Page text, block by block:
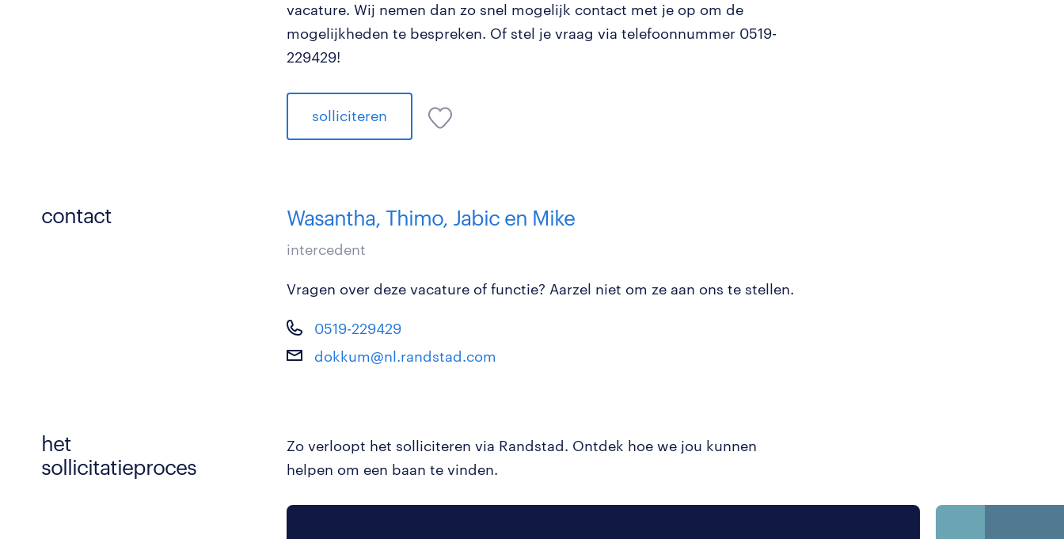
vacature. Wij nemen dan zo snel mogelijk contact met je op om de
mogelijkheden te bespreken. Of stel je vraag via telefoonnummer 0519-
229429!
solliciteren
contact Wasantha, Thimo, Jabic en Mike
intercedent
Vragen over deze vacature of functie? Aarzel niet om ze aan ons te stellen.
0519-229429
dokkum@nl.randstad.com
het
sollicitatieproces
Zo verloopt het solliciteren via Randstad. Ontdek hoe we jou kunnen
helpen om een baan te vinden.